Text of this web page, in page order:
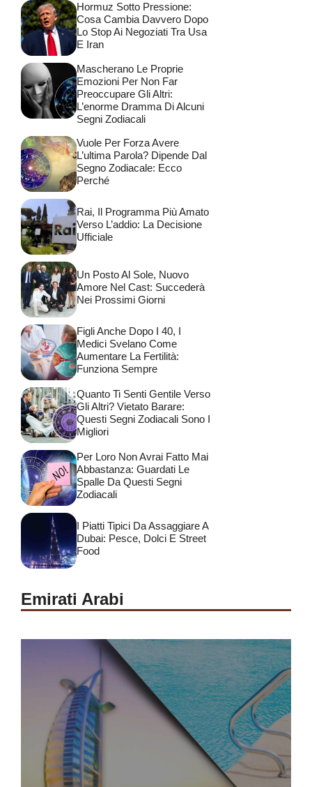
Hormuz Sotto Pressione:
Cosa Cambia Davvero Dopo
Lo Stop Ai Negoziati Tra Usa
E Iran
Mascherano Le Proprie
Emozioni Per Non Far
Preoccupare Gli Altri:
L’enorme Dramma Di Alcuni
Segni Zodiacali
Vuole Per Forza Avere
L’ultima Parola? Dipende Dal
Segno Zodiacale: Ecco
Perché
Rai, Il Programma Più Amato
Verso L’addio: La Decisione
Ufficiale
Un Posto Al Sole, Nuovo
Amore Nel Cast: Succederà
Nei Prossimi Giorni
Figli Anche Dopo I 40, I
Medici Svelano Come
Aumentare La Fertilità:
Funziona Sempre
Quanto Ti Senti Gentile Verso
Gli Altri? Vietato Barare:
Questi Segni Zodiacali Sono I
Migliori
Per Loro Non Avrai Fatto Mai
Abbastanza: Guardati Le
Spalle Da Questi Segni
Zodiacali
I Piatti Tipici Da Assaggiare A
Dubai: Pesce, Dolci E Street
Food
Emirati Arabi